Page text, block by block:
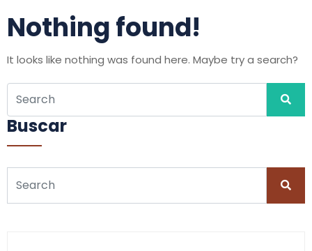
Nothing found!
It looks like nothing was found here. Maybe try a search?
Buscar